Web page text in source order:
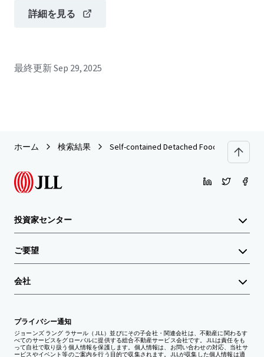
詳細を見る
最終更新Sep 29, 2025
ホーム 検索結果 Self-contained Detached Food Factory In
投資家センター
ご要望
会社
プライバシー通知
ジョーンズ ラング ラサール（JLL）並びにその子会社・関連会社は、不動産に関わるす
べてのサービスをグローバルに提供する総合不動産サービス会社です。JLLは責任をも
って自社で取り扱う個人情報を保護します。個人情報は、お問い合わせの対応、当社サ
ービスやイベント等のご案内を行う目的で収集されます。JLLが収集した個人情報は適